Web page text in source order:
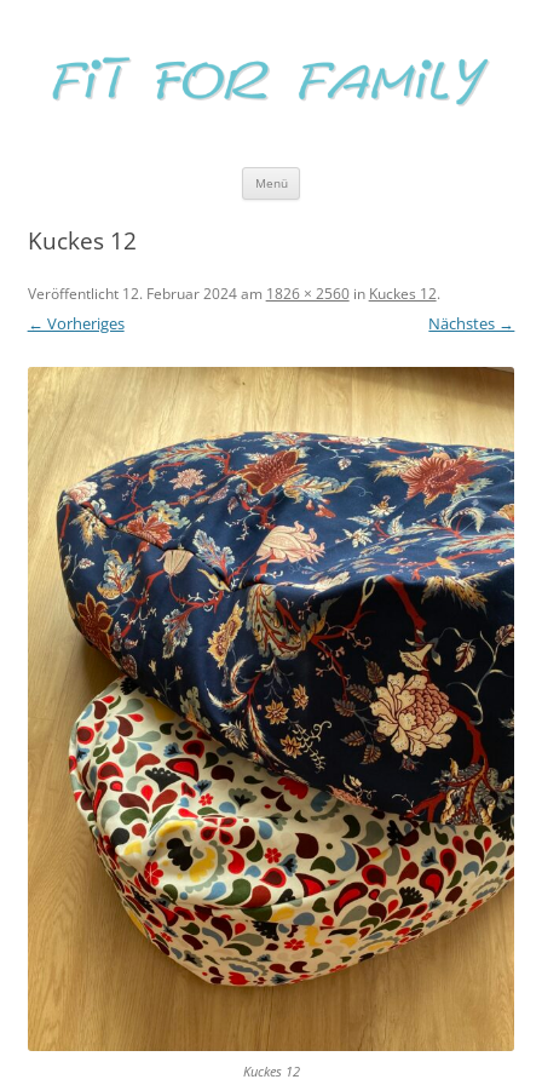
Menü
Kuckes 12
Veröffentlicht 12. Februar 2024am 1826 × 2560in Kuckes 12.
← Vorheriges Nächstes →
Kuckes 12